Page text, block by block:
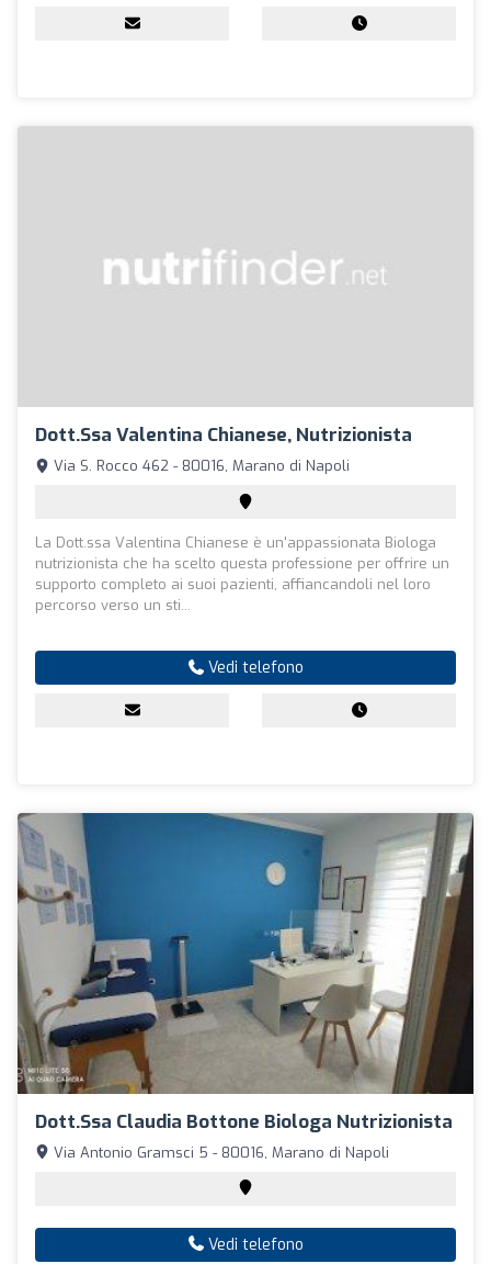
Dott.ssa Valentina Chianese, Nutrizionista
Via S. Rocco 462 - 80016, Marano di Napoli
La Dott.ssa Valentina Chianese è un'appassionata Biologa
nutrizionista che ha scelto questa professione per offrire un
supporto completo ai suoi pazienti, affiancandoli nel loro
percorso verso un sti...
Vedi telefono
Dott.ssa Claudia Bottone Biologa Nutrizionista
Via Antonio Gramsci 5 - 80016, Marano di Napoli
Vedi telefono